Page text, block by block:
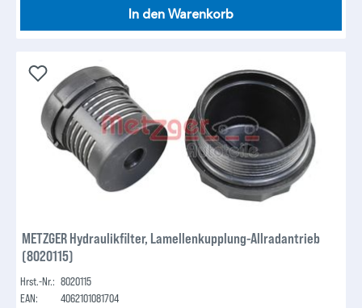
In den Warenkorb
METZGER Hydraulikfilter, Lamellenkupplung-Allradantrieb
(8020115)
Hrst.-Nr.: 8020115
EAN:
4062101081704